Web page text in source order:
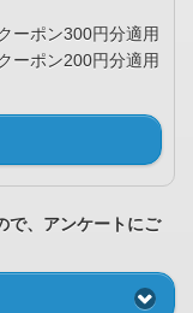
ーポン300円分適用
ーポン200円分適用
で、アンケートにご